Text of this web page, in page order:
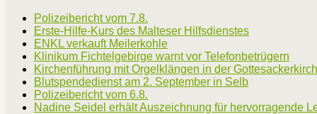
Polizeibericht vom 7.8.
Erste-Hilfe-Kurs des Malteser Hilfsdienstes
ENKL verkauft Meilerkohle
Klinikum Fichtelgebirge warnt vor Telefonbetrügern
Kirchenführung mit Orgelklängen in der
Blutspendedienst am 2. September in Selb
Polizeibericht vom 6.8.
Nadine Seidel erhält Auszeichnung für hervorragende